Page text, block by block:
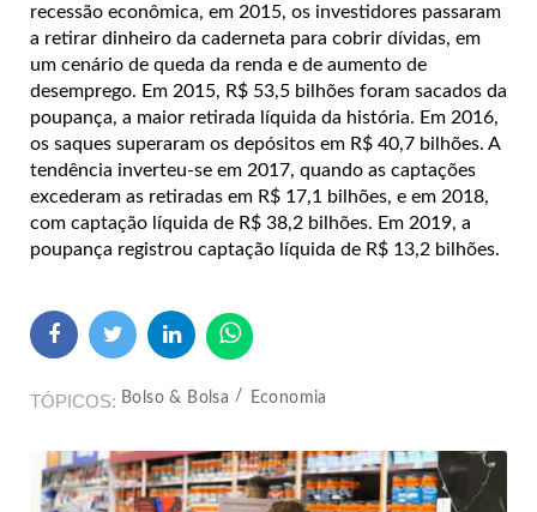
recessão econômica, em 2015, os investidores passaram
a retirar dinheiro da caderneta para cobrir dívidas, em
um cenário de queda da renda e de aumento de
desemprego. Em 2015, R$ 53,5 bilhões foram sacados da
poupança, a maior retirada líquida da história. Em 2016,
os saques superaram os depósitos em R$ 40,7 bilhões. A
tendência inverteu-se em 2017, quando as captações
excederam as retiradas em R$ 17,1 bilhões, e em 2018,
com captação líquida de R$ 38,2 bilhões. Em 2019, a
poupança registrou captação líquida de R$ 13,2 bilhões.
TÓPICOS Bolso & Bolsa Economia